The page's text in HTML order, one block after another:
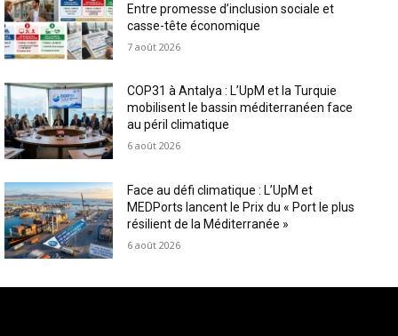
Entre promesse d’inclusion sociale et
casse-tête économique
7 août 2026
COP31 à Antalya : L’UpM et la Turquie
mobilisent le bassin méditerranéen face
au péril climatique
6 août 2026
Face au défi climatique : L’UpM et
MEDPorts lancent le Prix du « Port le plus
résilient de la Méditerranée »
6 août 2026